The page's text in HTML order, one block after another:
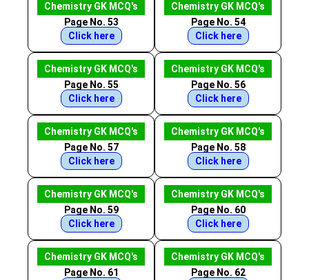
Chemistry GK MCQ's
Page No. 53
Click here
Chemistry GK MCQ's
Page No. 54
Click here
Chemistry GK MCQ's
Page No. 55
Click here
Chemistry GK MCQ's
Page No. 56
Click here
Chemistry GK MCQ's
Page No. 57
Click here
Chemistry GK MCQ's
Page No. 58
Click here
Chemistry GK MCQ's
Page No. 59
Click here
Chemistry GK MCQ's
Page No. 60
Click here
Chemistry GK MCQ's
Page No. 61
Chemistry GK MCQ's
Page No. 62